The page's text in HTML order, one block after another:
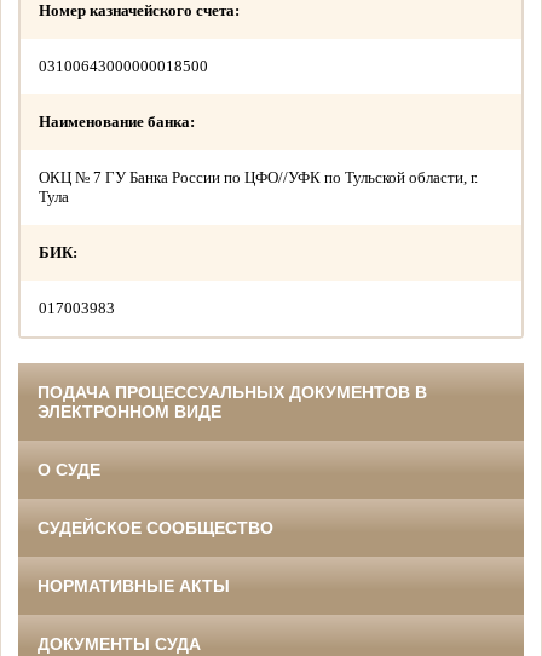
Номер казначейского счета:
03100643000000018500
Наименование банка:
ОКЦ № 7 ГУ Банка России по ЦФО//УФК по Тульской области, г.
Тула
БИК:
017003983
ПОДАЧА ПРОЦЕССУАЛЬНЫХ ДОКУМЕНТОВ В
ЭЛЕКТРОННОМ ВИДЕ
О СУДЕ
СУДЕЙСКОЕ СООБЩЕСТВО
НОРМАТИВНЫЕ АКТЫ
ДОКУМЕНТЫ СУДА